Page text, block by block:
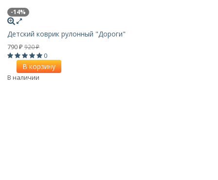
-14%
Детский коврик рулонный "Дороги"
790 ₽ 920₽
0
В корзину
В наличии